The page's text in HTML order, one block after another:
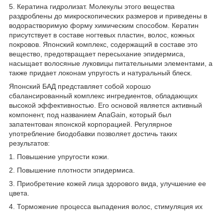
5. Кератина гидролизат. Молекулы этого вещества
раздроблены до микроскопических размеров и приведены в
водорастворимую форму химическим способом. Кератин
присутствует в составе ногтевых пластин, волос, кожных
покровов. Японский комплекс, содержащий в составе это
вещество, предотвращает пересыхание эпидермиса,
насыщает волосяные луковицы питательными элементами, а
также придает локонам упругость и натуральный блеск.
Японский БАД представляет собой хорошо
сбалансированный комплекс ингредиентов, обладающих
высокой эффективностью. Его основой является активный
компонент, под названием AnaGain, который был
запатентован японской корпорацией. Регулярное
употребление биодобавки позволяет достичь таких
результатов:
1. Повышение упругости кожи.
2. Повышение плотности эпидермиса.
3. Приобретение кожей лица здорового вида, улучшение ее
цвета.
4. Торможение процесса выпадения волос, стимуляция их